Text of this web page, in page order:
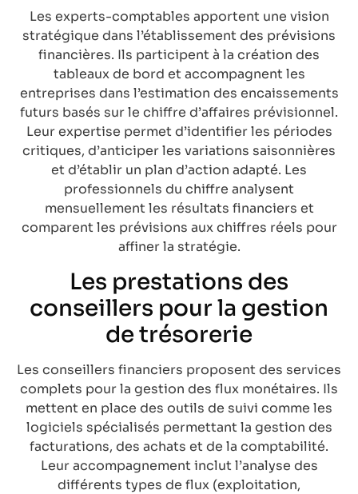
Les experts-comptables apportent une vision
stratégique dans l’établissement des prévisions
financières. Ils participent à la création des
tableaux de bord et accompagnent les
entreprises dans l’estimation des encaissements
futurs basés sur le chiffre d’affaires prévisionnel.
Leur expertise permet d’identifier les périodes
critiques, d’anticiper les variations saisonnières
et d’établir un plan d’action adapté. Les
professionnels du chiffre analysent
mensuellement les résultats financiers et
comparent les prévisions aux chiffres réels pour
affiner la stratégie.
Les prestations des
conseillers pour la gestion
de trésorerie
Les conseillers financiers proposent des services
complets pour la gestion des flux monétaires. Ils
mettent en place des outils de suivi comme les
logiciels spécialisés permettant la gestion des
facturations, des achats et de la comptabilité.
Leur accompagnement inclut l’analyse des
différents types de flux (exploitation,